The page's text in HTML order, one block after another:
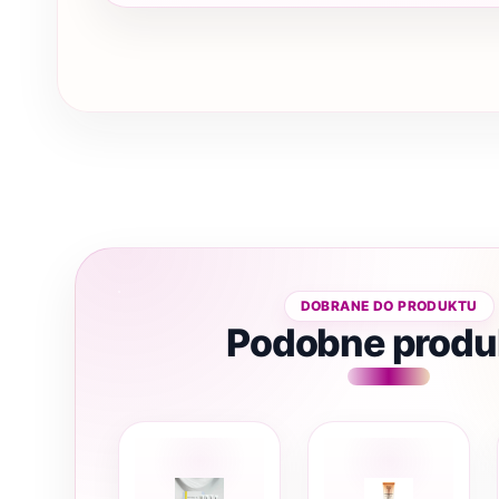
Podobne